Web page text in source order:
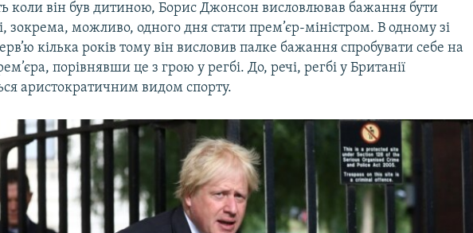
коли він був дитиною, Борис Джонсон висловлював бажання бути
зокрема, можливо, одного дня стати прем’єр-міністром. В одному зі
кілька років тому він висловив палке бажання спробувати себе на
порівнявши це з грою у регбі. До, речі, регбі у Британії
аристократичним видом спорту.